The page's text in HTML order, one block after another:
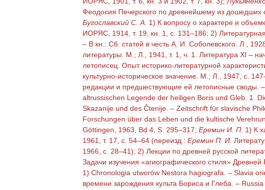
Феодосия Печерского по древнейшему из дошедших
Бугославский С А 1) К вопросу о характере и
ИОРЯС 1914 т. 19 кн 1 с 131–186; 2) Литературная
– В кн : Сб статей в честь А И Соболевского Л
литературы
М .; Л 1941 т. 1 ч 1 Литература XI –
летописец Опыт историко-литературной
культурно-историческое значение М .; Л 1947 с 147
редакции и предшествующие ей летописные своды . –
altrussischen Legende der heiligen Boris und Gleb 1
Skazanije und des Čtenije . – Zeitschrift für slavische
Forschungen über das Leben und die kultische
Göttingen
1963 Bd 4 S 295–317; Еремин И П 1) К
1961
т. 17 с 54–64 (переизд : Еремин П И
1966 с 28–41); 2) Лекции по древней русской
Задачи изучения «агиографического стиля» Древней
1) Chronologia utworów Nestora hagiografa . – Slavia
времени зарождения культа Бориса и Глеба . – Russia